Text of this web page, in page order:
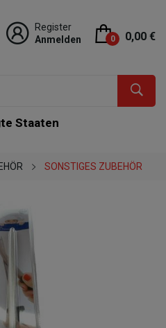
Register
Anmelden
0 0,00 €
Staaten
SONSTIGES ZUBEHÖR